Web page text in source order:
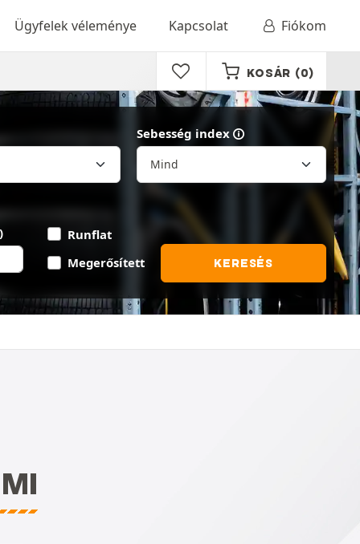
Ügyfelek véleménye Kapcsolat Fiókom
KOSÁR (0)
Sebesség index
Runflat
Megerősített
KERESÉS